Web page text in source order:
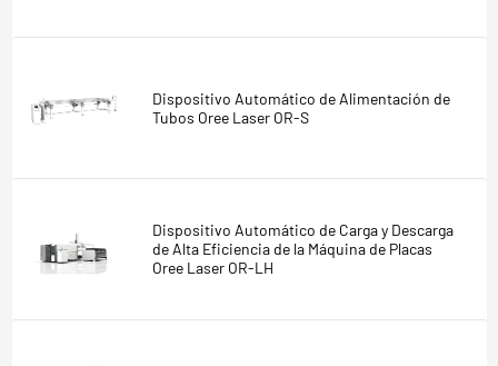
Dispositivo Automático de Alimentación de
Tubos Oree Laser OR-S
Dispositivo Automático de Carga y Descarga
de Alta Eficiencia de la Máquina de Placas
Oree Laser OR-LH